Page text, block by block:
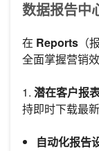
数据报告中
在 Reports
全面掌握营销效
1. 潜在客户报
持即时下载最
自动化报告